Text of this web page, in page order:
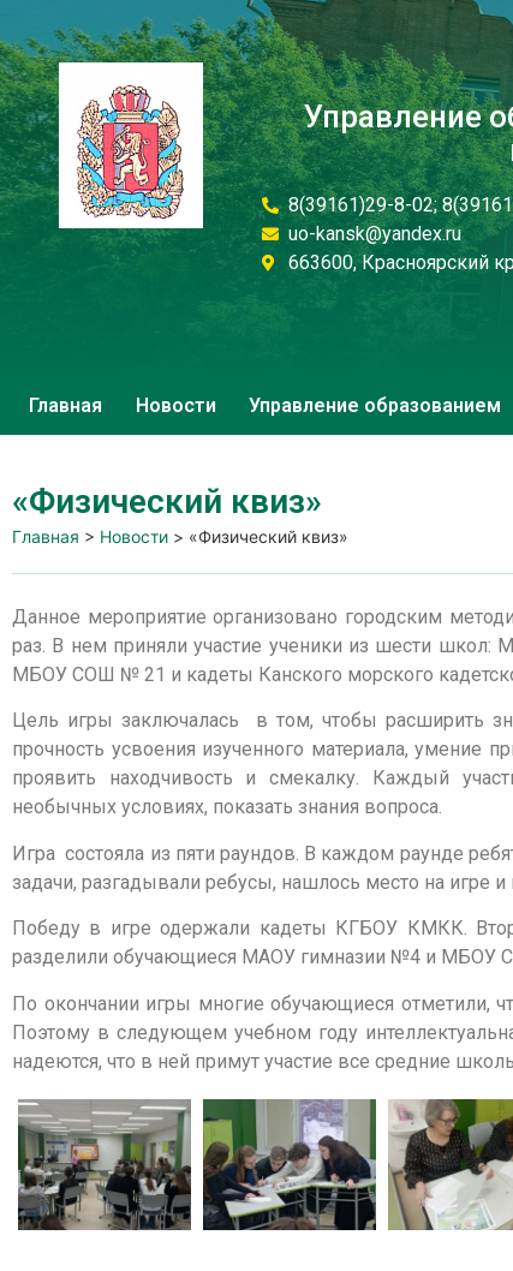
Управление
8(39161)29-8-02;
uo-kansk@yandex.ru
663600, Красноярский
Главная Новости Управление образованием
«Физический квиз»
Главная > Новости > «Физический квиз»
Данное мероприятие организовано городским
раз. В нем приняли участие ученики из шести
МБОУ СОШ № 21 и кадеты Канского морского
Цель игры заключалась в том, чтобы расширить
прочность усвоения изученного материала, умение
проявить находчивость и смекалку. Каждый
необычных условиях, показать знания вопроса.
Игра состояла из пяти раундов. В каждом раунде
задачи, разгадывали ребусы, нашлось место на игре
Победу в игре одержали кадеты КГБОУ КМКК.
разделили обучающиеся МАОУ гимназии №4 и МБОУ
По окончании игры многие обучающиеся отметили,
Поэтому в следующем учебном году
надеются, что в ней примут участие все средние